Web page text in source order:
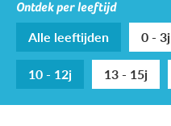
Ontdek per leeftijd
Alle leeftijden 0 - 3j
10 - 12j
13 - 15j